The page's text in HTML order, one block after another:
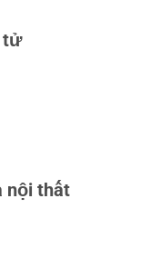
tử
nội thất